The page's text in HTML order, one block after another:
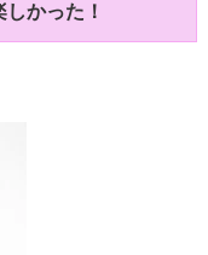
かった！